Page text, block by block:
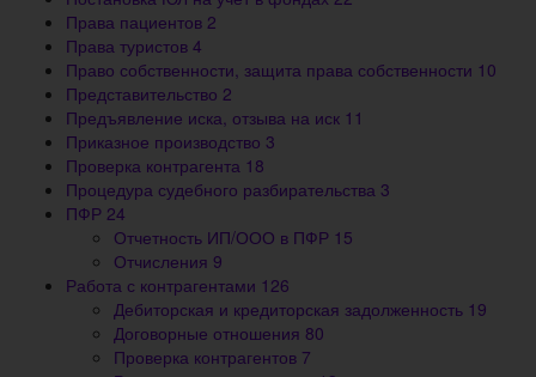
Права пациентов 2
Права туристов 4
Право собственности, защита права собственности 10
Представительство 2
Предъявление иска, отзыва на иск 11
Приказное производство 3
Проверка контрагента 18
Процедура судебного разбирательства 3
ПФР 24
Отчетность ИП/ООО в ПФР 15
Отчисления 9
Работа с контрагентами 126
Дебиторская и кредиторская задолженность 19
Договорные отношения 80
Проверка контрагентов 7